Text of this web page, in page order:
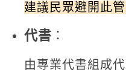
建議民眾避開此
代書 ：
由專業代書組成